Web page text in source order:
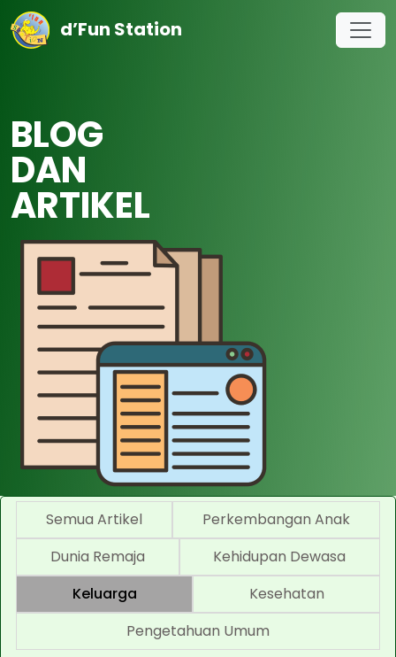
d’Fun Station
BLOG
DAN
ARTIKEL
Semua Artikel
Perkembangan Anak
Dunia Remaja
Kehidupan Dewasa
Keluarga
Kesehatan
Pengetahuan Umum